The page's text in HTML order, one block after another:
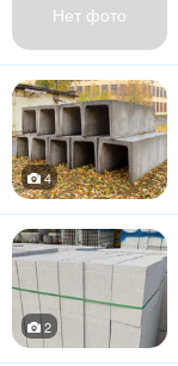
Нет фото
4
2